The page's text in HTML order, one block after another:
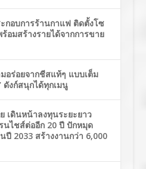
กอบการร้านกาแฟ ติดตั้งโซ
อมสร้างรายได้จากการขาย
อร่อยจากชีสแท้ๆ แบบเต็ม
ดังก์สนุกได้ทุกเมนู
เดินหน้าลงทุนระยะยาว
ไชส์ต่ออีก 20 ปี ปักหมุด
ปี 2033 สร้างงานกว่า 6,000